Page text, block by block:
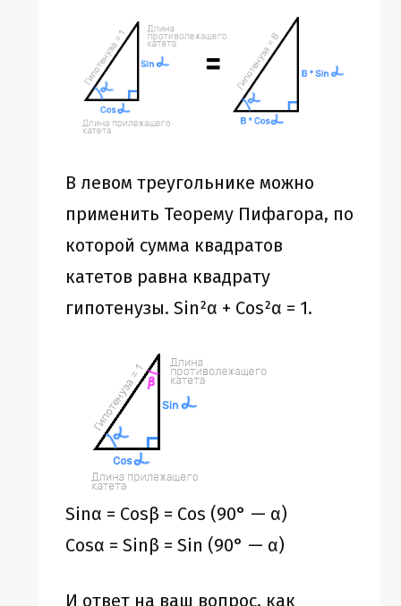
В левом треугольнике можно
применить Теорему Пифагора, по
которой сумма квадратов
катетов равна квадрату
гипотенузы. Sin²α + Cos²α = 1.
Sinα = Cosβ = Cos (90° — α)
Cosα = Sinβ = Sin (90° — α)
И ответ на ваш вопрос, как